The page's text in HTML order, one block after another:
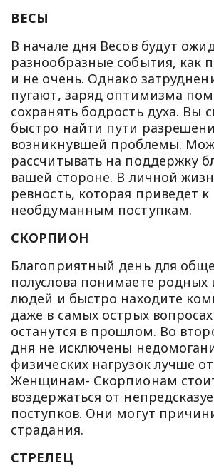
ВЕСЫ
В начале дня Весов будут
разнообразные события, как
и не очень. Однако
пугают, заряд оптимизма
сохранять бодрость духа. Вы
быстро найти пути
возникнувшей проблемы.
рассчитывать на поддержку
вашей стороне. В личной
ревность, которая приведет к
необдуманным поступкам.
СКОРПИОН
Благоприятный день для
полуслова понимаете родных
людей и быстро находите
даже в самых острых
останутся в прошлом. Во
дня не исключены
физических нагрузок лучше
Женщинам- Скорпионам
воздержаться от
поступков. Они могут
страдания.
СТРЕЛЕЦ